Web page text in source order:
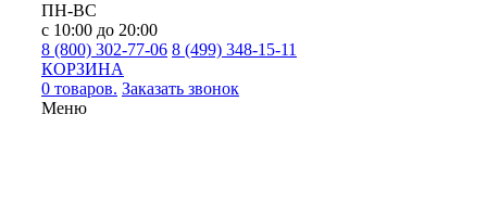
ПН-ВС
с 10:00 до 20:00
8 (800) 302-77-06 8 (499) 348-15-11
КОРЗИНА
0 товаров. Заказать звонок
Меню